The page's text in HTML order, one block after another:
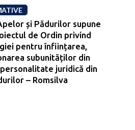
și Pădurilor supune
de Ordin privind
pentru înființarea,
subunităților din
juridică din
– Romsilva